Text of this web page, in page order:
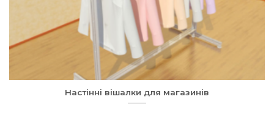
Настінні вішалки для магазинів